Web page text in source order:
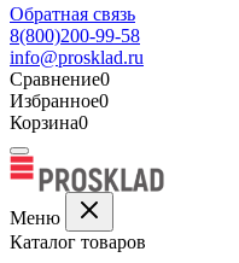
Обратная связь
8(800)200-99-58
info@prosklad.ru
Сравнение0
Избранное0
Корзина0
Меню
Каталог товаров